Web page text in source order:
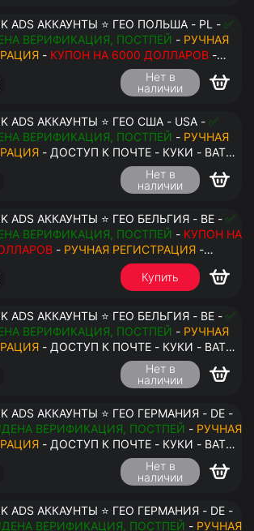
ADS АККАУНТЫ ⭐ ГЕО ПОЛЬША - PL - ✅
ВЕРИФИКАЦИЯ, ПОСТПЕЙ - РУЧНАЯ
- КУПОН НА 6000 ДОЛЛАРОВ -
К ПОЧТЕ - КУКИ - ВАТ ЗАПОЛНЕН -
В АНТИДЕТЕКТ
Нет в
наличии
ADS АККАУНТЫ ⭐ ГЕО США - USA - ✅
ВЕРИФИКАЦИЯ, ПОСТПЕЙ - РУЧНАЯ
- ДОСТУП К ПОЧТЕ - КУКИ - ВАТ
- ПЕРЕДАЧА В АНТИДЕТЕКТ
Нет в
наличии
ADS АККАУНТЫ ⭐ ГЕО БЕЛЬГИЯ - BE - ✅
ВЕРИФИКАЦИЯ, ПОСТПЕЙ - КУПОН НА
- РУЧНАЯ РЕГИСТРАЦИЯ -
К ПОЧТЕ - КУКИ - ВАТ ЗАПОЛНЕН -
В АНТИДЕТЕКТ
Купить
ADS АККАУНТЫ ⭐ ГЕО БЕЛЬГИЯ - BE - ✅
ВЕРИФИКАЦИЯ, ПОСТПЕЙ - РУЧНАЯ
- ДОСТУП К ПОЧТЕ - КУКИ - ВАТ
- ПЕРЕДАЧА В АНТИДЕТЕКТ
Нет в
наличии
ADS АККАУНТЫ ⭐ ГЕО ГЕРМАНИЯ - DE -
ВЕРИФИКАЦИЯ, ПОСТПЕЙ - РУЧНАЯ
- ДОСТУП К ПОЧТЕ - КУКИ - ВАТ
- ПЕРЕДАЧА В АНТИДЕТЕКТ
Нет в
наличии
ADS АККАУНТЫ ⭐ ГЕО ГЕРМАНИЯ - DE -
ВЕРИФИКАЦИЯ, ПОСТПЕЙ - РУЧНАЯ